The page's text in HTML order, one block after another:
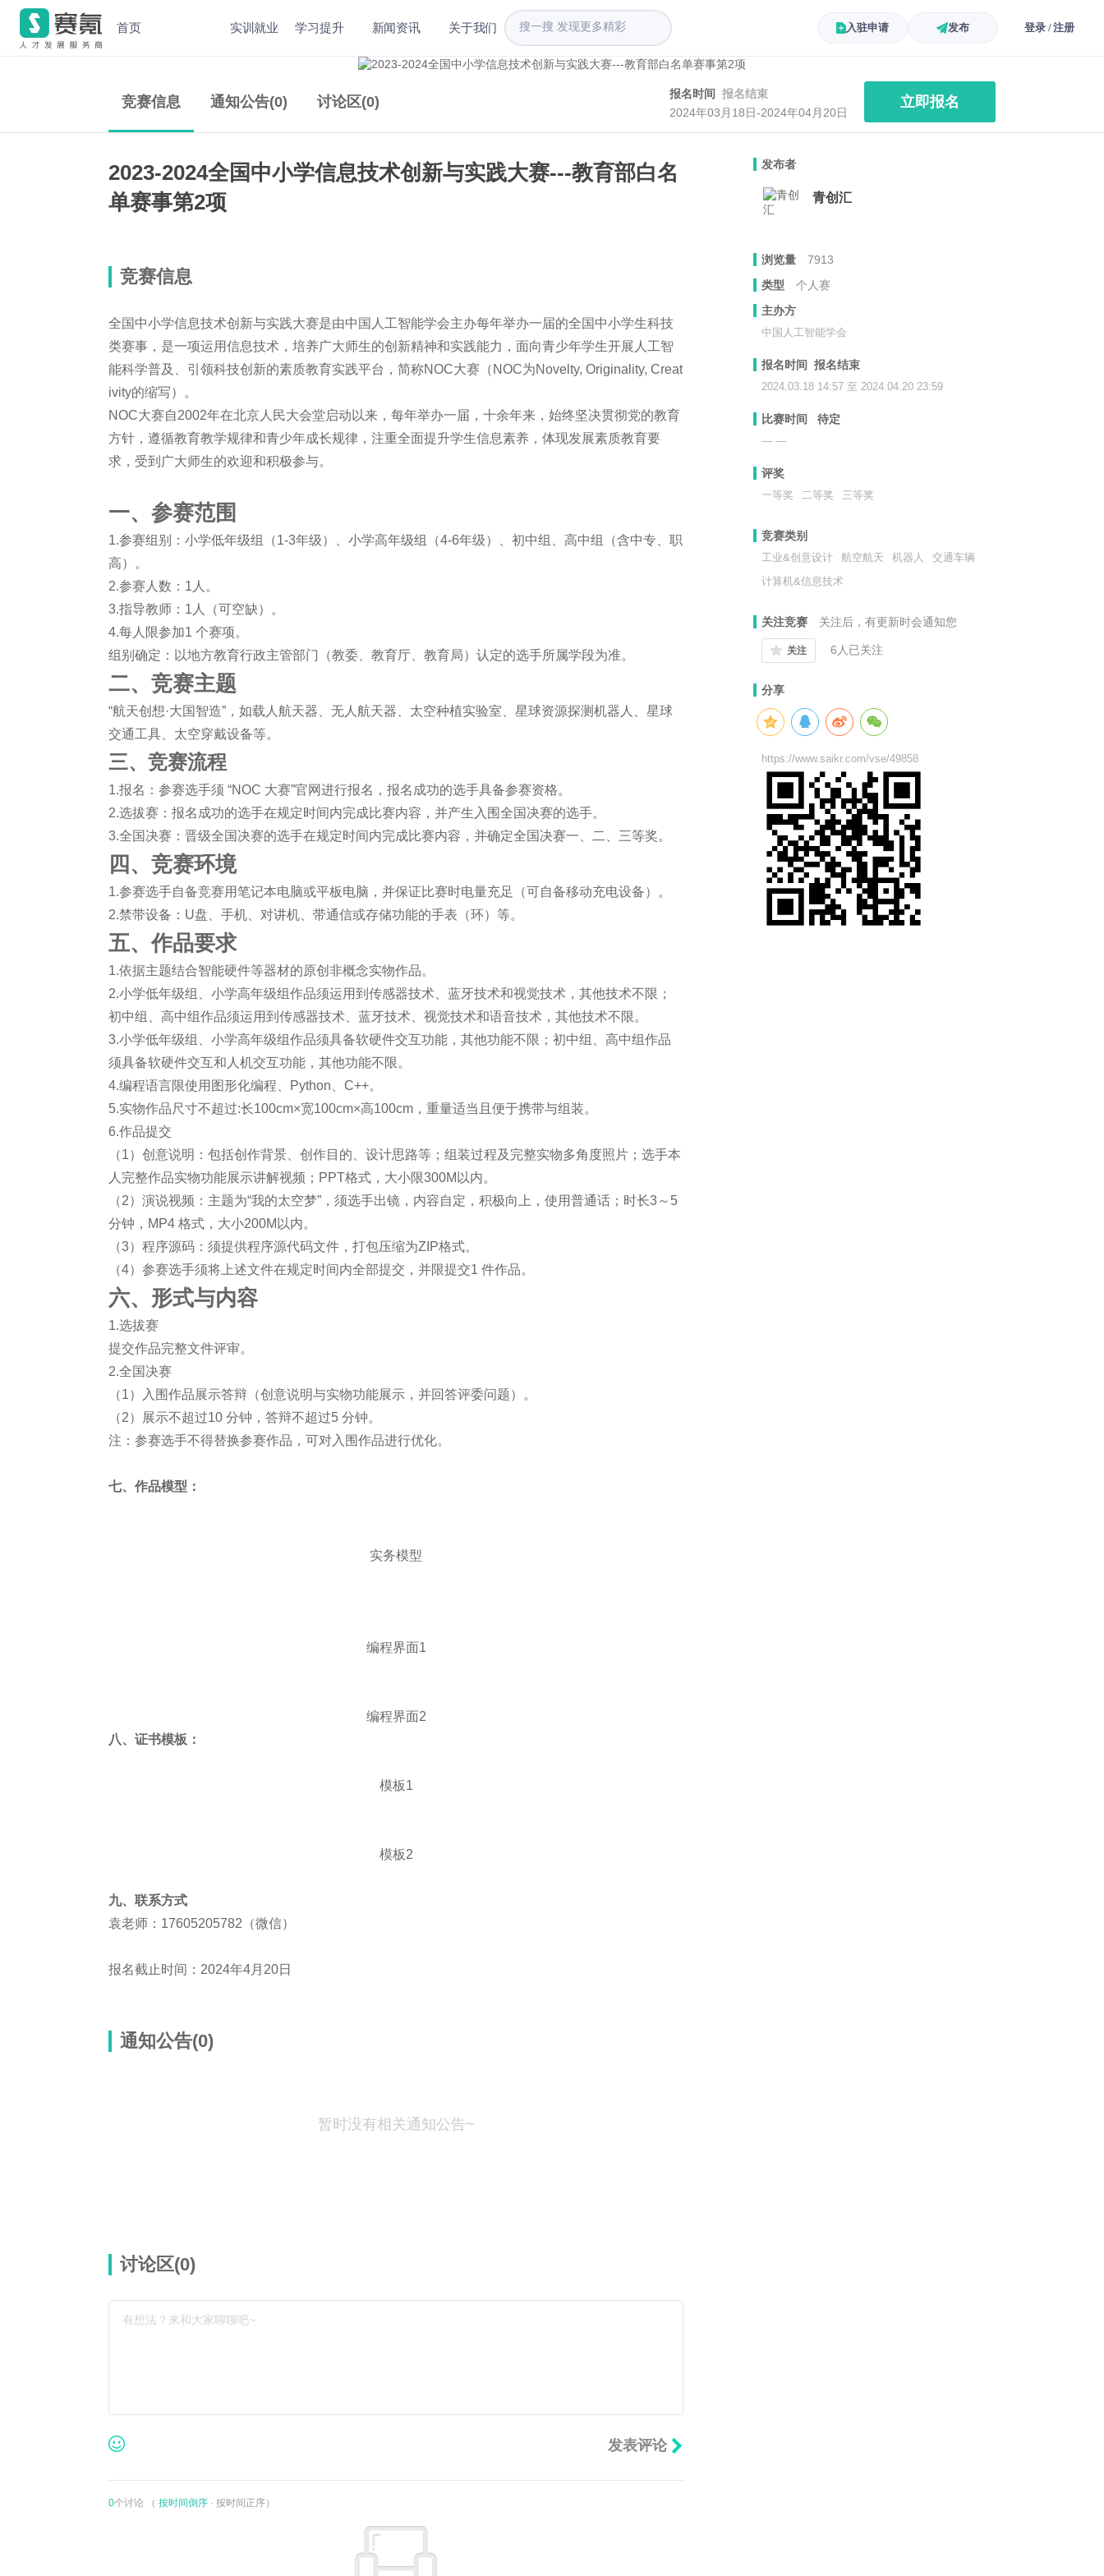
首页 实训就业 学习提升 新闻资讯 关于我们 入驻申请 发布 登录 / 注册
竞赛信息 通知公告(0) 讨论区(0) 报名时间 报名结束
2024年03月18日-2024年04月20日
立即报名
2023-2024全国中小学信息技术创新与实践大赛---教育部白名
单赛事第2项
竞赛信息
全国中小学信息技术创新与实践大赛是由中国人工智能学会主办每年举办一届的全国中小学生科技
类赛事，是一项运用信息技术，培养广大师生的创新精神和实践能力，面向青少年学生开展人工智
能科学普及、引领科技创新的素质教育实践平台，简称NOC大赛（NOC为Novelty, Originality, Creat
ivity的缩写）。
NOC大赛自2002年在北京人民大会堂启动以来，每年举办一届，十余年来，始终坚决贯彻党的教育
方针，遵循教育教学规律和青少年成长规律，注重全面提升学生信息素养，体现发展素质教育要
求，受到广大师生的欢迎和积极参与。
一、参赛范围
1.参赛组别：小学低年级组（1-3年级）、小学高年级组（4-6年级）、初中组、高中组（含中专、职
高）。
2.参赛人数：1人。
3.指导教师：1人（可空缺）。
4.每人限参加1 个赛项。
组别确定：以地方教育行政主管部门（教委、教育厅、教育局）认定的选手所属学段为准。
二、竞赛主题
“航天创想·大国智造”，如载人航天器、无人航天器、太空种植实验室、星球资源探测机器人、星球
交通工具、太空穿戴设备等。
三、竞赛流程
1.报名：参赛选手须 “NOC 大赛”官网进行报名，报名成功的选手具备参赛资格。
2.选拔赛：报名成功的选手在规定时间内完成比赛内容，并产生入围全国决赛的选手。
3.全国决赛：晋级全国决赛的选手在规定时间内完成比赛内容，并确定全国决赛一、二、三等奖。
四、竞赛环境
1.参赛选手自备竞赛用笔记本电脑或平板电脑，并保证比赛时电量充足（可自备移动充电设备）。
2.禁带设备：U盘、手机、对讲机、带通信或存储功能的手表（环）等。
五、作品要求
1.依据主题结合智能硬件等器材的原创非概念实物作品。
2.小学低年级组、小学高年级组作品须运用到传感器技术、蓝牙技术和视觉技术，其他技术不限；
初中组、高中组作品须运用到传感器技术、蓝牙技术、视觉技术和语音技术，其他技术不限。
3.小学低年级组、小学高年级组作品须具备软硬件交互功能，其他功能不限；初中组、高中组作品
须具备软硬件交互和人机交互功能，其他功能不限。
4.编程语言限使用图形化编程、Python、C++。
5.实物作品尺寸不超过:长100cm×宽100cm×高100cm，重量适当且便于携带与组装。
6.作品提交
（1）创意说明：包括创作背景、创作目的、设计思路等；组装过程及完整实物多角度照片；选手本
人完整作品实物功能展示讲解视频；PPT格式，大小限300M以内。
（2）演说视频：主题为“我的太空梦”，须选手出镜，内容自定，积极向上，使用普通话；时长3～5
分钟，MP4 格式，大小200M以内。
（3）程序源码：须提供程序源代码文件，打包压缩为ZIP格式。
（4）参赛选手须将上述文件在规定时间内全部提交，并限提交1 件作品。
六、形式与内容
1.选拔赛
提交作品完整文件评审。
2.全国决赛
（1）入围作品展示答辩（创意说明与实物功能展示，并回答评委问题）。
（2）展示不超过10 分钟，答辩不超过5 分钟。
注：参赛选手不得替换参赛作品，可对入围作品进行优化。
七、作品模型：
实务模型
编程界面1
编程界面2
八、证书模板：
模板1
模板2
九、联系方式
袁老师：17605205782（微信）
报名截止时间：2024年4月20日
通知公告(0)
暂时没有相关通知公告~
讨论区(0)
有想法？来和大家聊聊吧~
0个讨论 （ 按时间倒序 · 按时间正序）
发布者
青创汇
浏览量
7913
类型
个人赛
主办方
中国人工智能学会
报名时间 报名结束
2024.03.18 14:57 至 2024.04.20 23:59
比赛时间 待定
— —
评奖
一等奖 二等奖 三等奖
竞赛类别
工业&创意设计 航空航天 机器人
交通车辆
计算机&信息技术
关注竞赛 关注后，有更新时会通知您
关注 6人已关注
分享
https://www.saikr.com/vse/49858